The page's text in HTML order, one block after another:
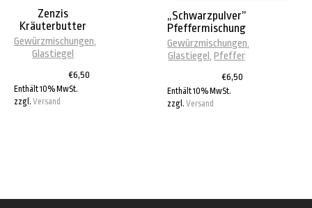
Zenzis
Kräuterbutter
Gewürzmischungen,
Glastiegel
€6,50
Enthält 10% MwSt.
zzgl. Versand
„Schwarzpulver”
Pfeffermischung
Gewürzmischungen,
Glastiegel ,Pfeffer
€6,50
Enthält 10% MwSt.
zzgl.Versand